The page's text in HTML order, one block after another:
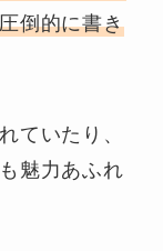
倒的に書き
ていたり、
魅力あふれ